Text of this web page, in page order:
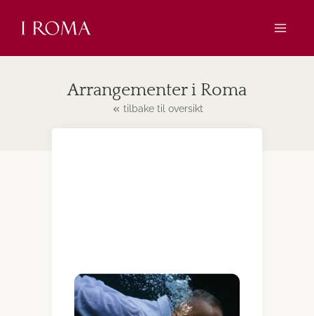
Arrangementer i Roma
tilbake til oversikt